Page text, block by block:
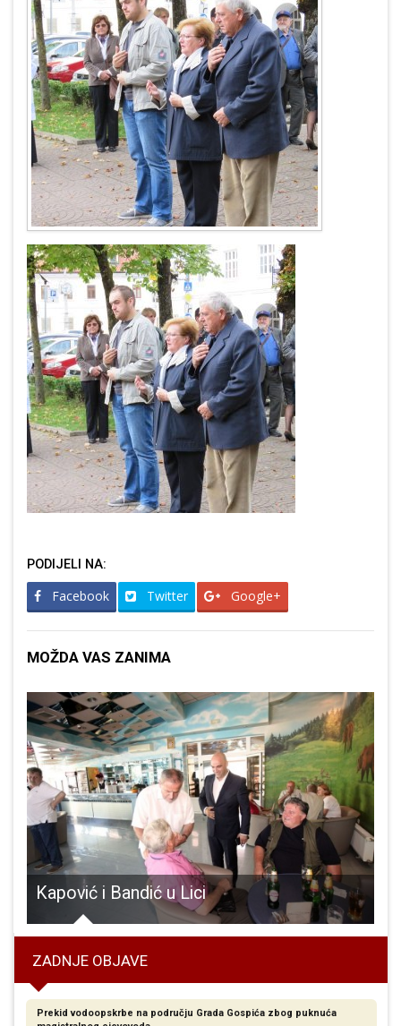
PODIJELI NA:
Facebook Twitter Google+
MOŽDA VAS ZANIMA
Kapović i Bandić u Lici
ZADNJE OBJAVE
Prekid vodoopskrbe na području Grada Gospića zbog puknuća